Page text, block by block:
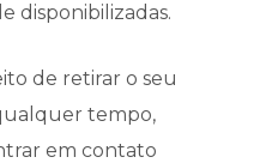
disponibilizadas.
de retirar o seu
tempo,
em contato